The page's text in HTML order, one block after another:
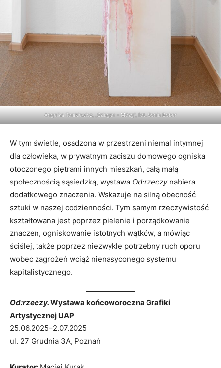
Angelika Tomkiewicz, „Szlagier – Mózg”, fot. Sonia Bober
W tym świetle, osadzona w przestrzeni niemal intymnej
dla człowieka, w prywatnym zaciszu domowego ogniska
otoczonego piętrami innych mieszkań, całą małą
społecznością sąsiedzką, wystawa Od:rzeczynabiera
dodatkowego znaczenia. Wskazuje na silną obecność
sztuki w naszej codzienności. Tym samym rzeczywistość
kształtowana jest poprzez pielenie i porządkowanie
znaczeń, ogniskowanie istotnych wątków, a mówiąc
ściślej, także poprzez niezwykle potrzebny ruch oporu
wobec zagrożeń wciąż nienasyconego systemu
kapitalistycznego.
Od:rzeczy.Wystawa końcoworoczna Grafiki
Artystycznej UAP
25.06.2025–2.07.2025
ul. 27 Grudnia 3A, Poznań